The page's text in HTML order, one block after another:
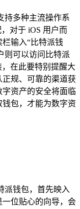
持多种主流操作系
对于 iOS 用户而
输入“比特派钱
则可以访问比特派
在此要特别提醒大
规、可靠的渠道获
资产的安全将面临
包，才能为数字资
派钱包，首先映入
位贴心的向导，会